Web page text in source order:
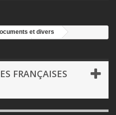
et divers
FRANÇAISES